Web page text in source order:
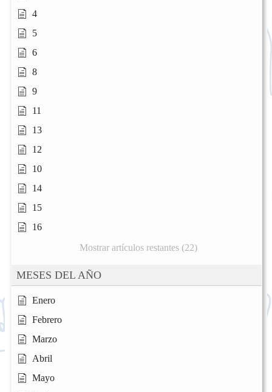
4
5
6
8
9
11
13
12
10
14
15
16
Mostrar artículos restantes (22)
MESES DEL AÑO
Enero
Febrero
Marzo
Abril
Mayo